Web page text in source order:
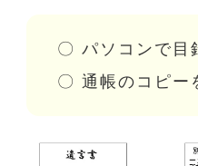
〇 パソコンで目
〇 通帳のコピー